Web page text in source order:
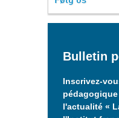
Bulletin
Inscrivez-
l'actualité «